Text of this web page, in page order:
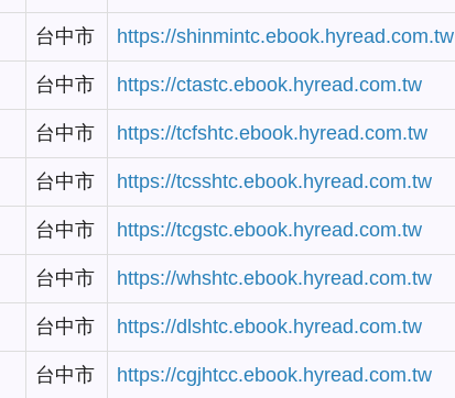
台中市 https://shinmintc.ebook.hyread.com.tw
台中市 https://ctastc.ebook.hyread.com.tw
台中市 https://tcfshtc.ebook.hyread.com.tw
台中市 https://tcsshtc.ebook.hyread.com.tw
台中市 https://tcgstc.ebook.hyread.com.tw
台中市 https://whshtc.ebook.hyread.com.tw
台中市 https://dlshtc.ebook.hyread.com.tw
台中市 https://cgjhtcc.ebook.hyread.com.tw